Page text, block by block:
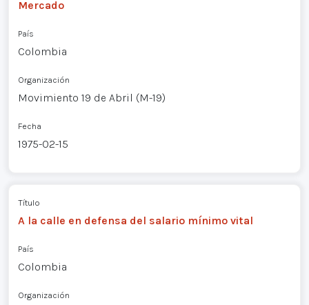
Mercado
País
Colombia
Organización
Movimiento 19 de Abril (M-19)
Fecha
1975-02-15
Título
A la calle en defensa del salario mínimo vital
País
Colombia
Organización